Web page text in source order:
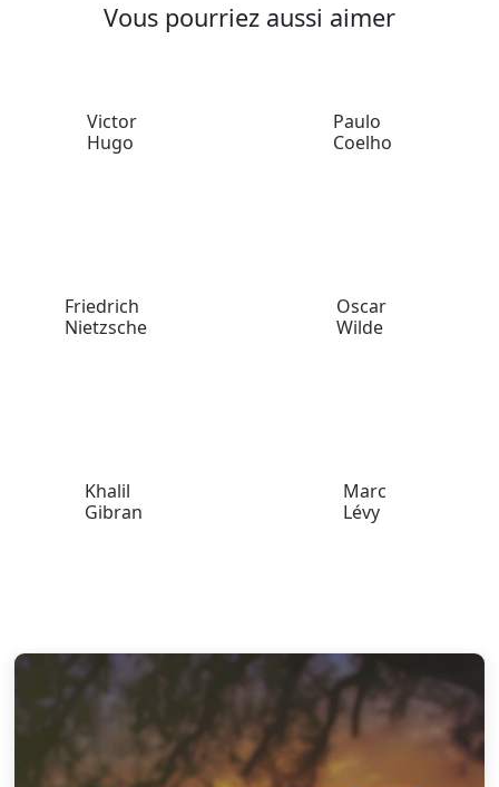
Vous pourriez aussi aimer
Victor
Hugo
Paulo
Coelho
Friedrich
Nietzsche
Oscar
Wilde
Khalil
Gibran
Marc
Lévy